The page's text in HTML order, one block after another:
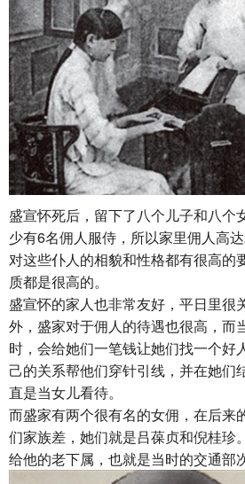
盛宣怀死后，留下了八个儿子和八个
少有6名佣人服侍，所以家里佣人高
对这些仆人的相貌和性格都有很高的
质都是很高的。
盛宣怀的家人也非常友好，平日里很
外，盛家对于佣人的待遇也很高，而
时，会给她们一笔钱让她们找一个好
己的关系帮他们穿针引线，并在她们
直是当女儿看待。
而盛家有两个很有名的女佣，在后来
们家族差，她们就是吕葆贞和倪桂珍
给他的老下属，也就是当时的交通部